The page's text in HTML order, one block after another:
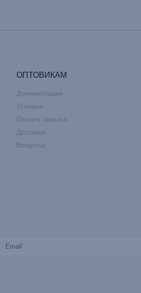
ОПТОВИКАМ
Документация
Условия
Оплата заказов
Доставка
Вопросы